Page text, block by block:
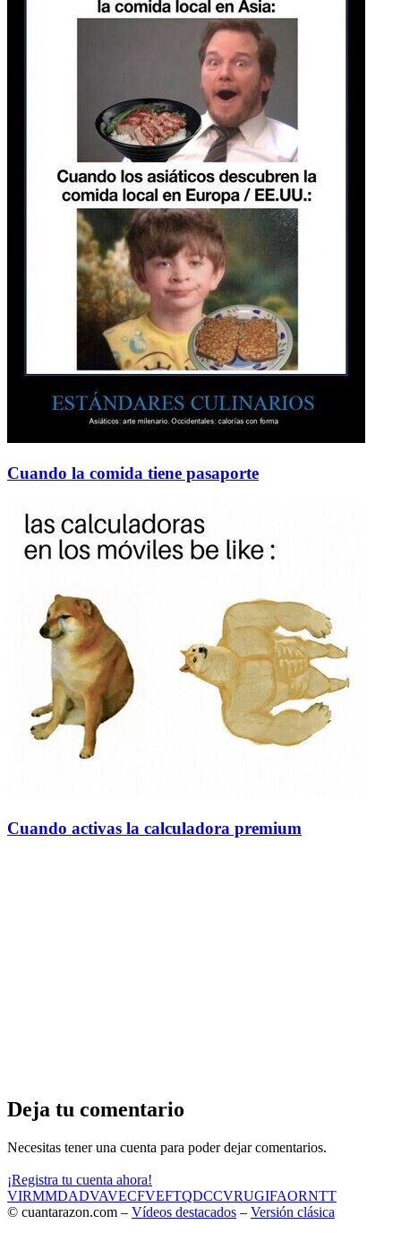
Cuando la comida tiene pasaporte
Cuando activas la calculadora premium
Deja tu comentario
Necesitas tener una cuenta para poder dejar comentarios.
¡Registra tu cuenta ahora!
VIRMMDADVAVECFVEFTQDCCVRUGIFAORNTT
© cuantarazon.com – Vídeos destacados – Versión clásica